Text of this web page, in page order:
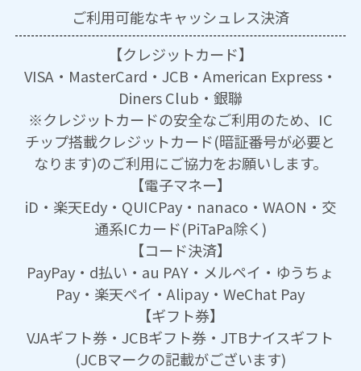
ご利用可能なキャッシュレス決済
【クレジットカード】
VISA・MasterCard・JCB・American Express・
Diners Club・銀聯
※クレジットカードの安全なご利用のため、IC
チップ搭載クレジットカード(暗証番号が必要と
なります)のご利用にご協力をお願いします。
【電子マネー】
iD・楽天Edy・QUICPay・nanaco・WAON・交
通系ICカード(PiTaPa除く)
【コード決済】
PayPay・d払い・au PAY・メルペイ・ゆうちょ
Pay・楽天ペイ・Alipay・WeChat Pay
【ギフト券】
VJAギフト券・JCBギフト券・JTBナイスギフト
(JCBマークの記載がございます)